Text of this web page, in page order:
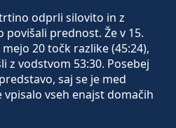
odprli silovito in z
prednost. Že v 15.
20 točk razlike (45:24),
z vodstvom 53:30. Posebej
saj se je med
vseh enajst domačih